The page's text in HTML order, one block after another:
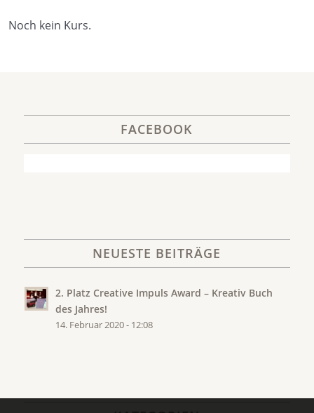
Noch kein Kurs.
FACEBOOK
NEUESTE BEITRÄGE
2. Platz Creative Impuls Award – Kreativ Buch
des Jahres!
14. Februar 2020 - 12:08